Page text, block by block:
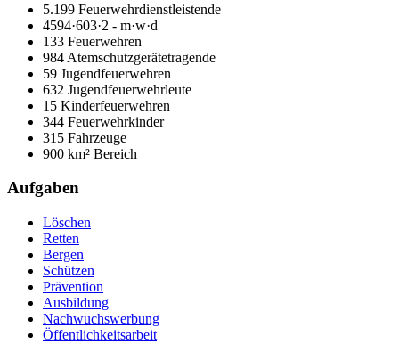
5.199 Feuerwehrdienstleistende
4594·603·2 - m·w·d
133 Feuerwehren
984 Atemschutzgerätetragende
59 Jugendfeuerwehren
632 Jugendfeuerwehrleute
15 Kinderfeuerwehren
344 Feuerwehrkinder
315 Fahrzeuge
900 km² Bereich
Aufgaben
Löschen
Retten
Bergen
Schützen
Prävention
Ausbildung
Nachwuchswerbung
Öffentlichkeitsarbeit